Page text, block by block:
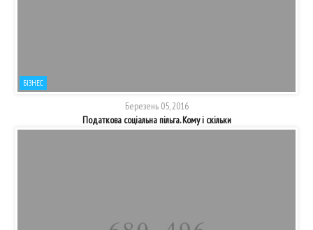
БІЗНЕС
Березень 05, 2016
Податкова соціальна пільга. Кому і скільки